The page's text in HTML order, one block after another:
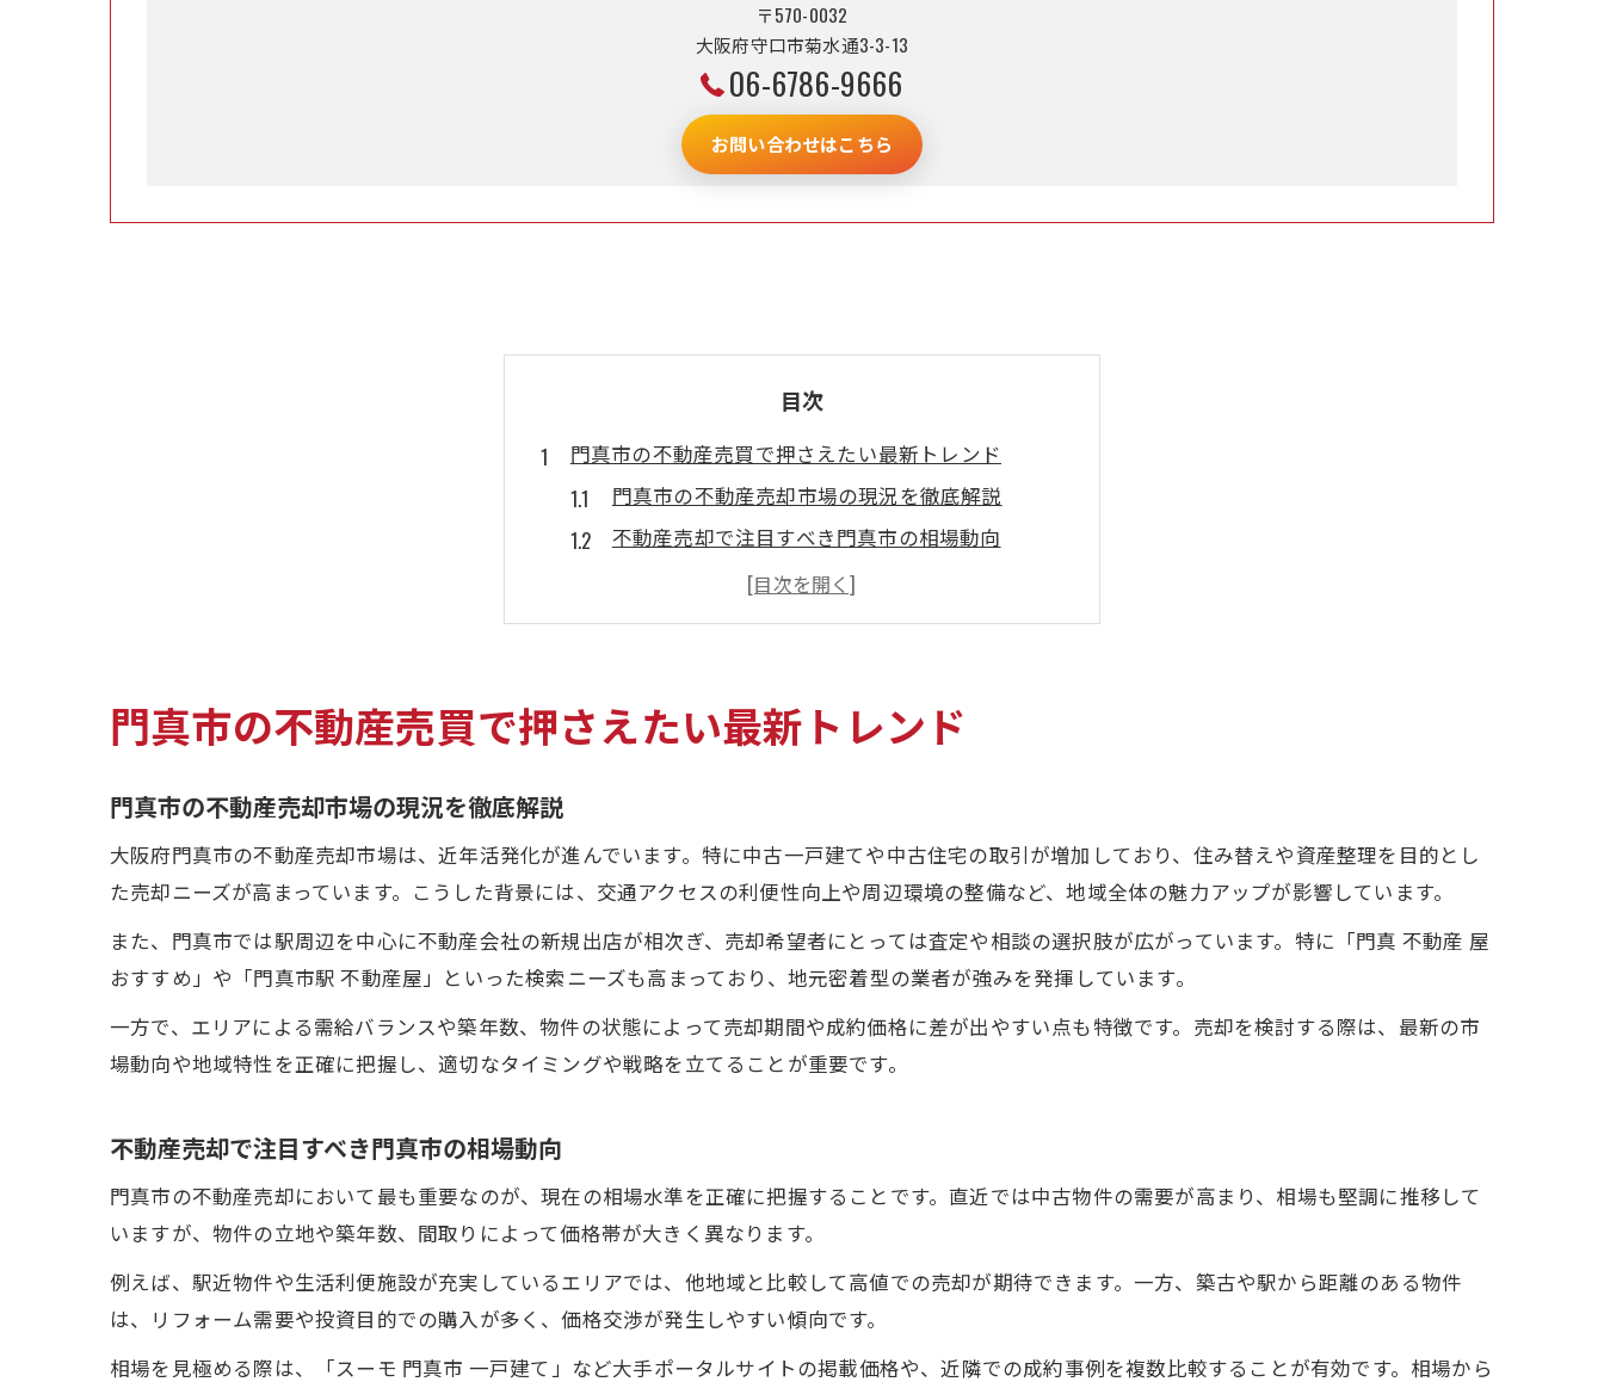
〒570-0032
大阪府守口市菊水通3-3-13
06-6786-9666
お問い合わせはこちら
目次
門真市の不動産売買で押さえたい最新トレンド
門真市の不動産売却市場の現況を徹底解説
不動産売却で注目すべき門真市の相場動向
門真市中古物件の売買ポイントと特徴を解説
不動産売却を成功へ導く門真市の選び方とは
安心取引を実現する不動産売却の基本知識
不動産売却で知っておきたい安心取引の流れ
安心して不動産売却するための事前準備
不動産売却に必要な確認事項とポイント
売却を検討するなら知っておきたい門真市事情
門真市の不動産売却に役立つ街の特徴とは
売却前に知りたい門真市の住環境と利便性
門真市不動産売却で重視される立地条件
不動産売却時に役立つ相場感のポイントとは
門真市の不動産売却に必要な相場感の身につけ方
不動産売却で知るべき門真市の価格動向
門真市中古物件売却時の相場チェック法
不動産売却時に参考にしたい価格比較の視点
門真市の不動産売買で押さえたい最新トレンド
門真市の不動産売却市場の現況を徹底解説
大阪府門真市の不動産売却市場は、近年活発化が進んでいます。特に中古一戸建てや中古住宅の取引が増加しており、住み替えや資産整理を目的とし
た売却ニーズが高まっています。こうした背景には、交通アクセスの利便性向上や周辺環境の整備など、地域全体の魅力アップが影響しています。
また、門真市では駅周辺を中心に不動産会社の新規出店が相次ぎ、売却希望者にとっては査定や相談の選択肢が広がっています。特に「門真 不動産 屋
おすすめ」や「門真市駅 不動産屋」といった検索ニーズも高まっており、地元密着型の業者が強みを発揮しています。
一方で、エリアによる需給バランスや築年数、物件の状態によって売却期間や成約価格に差が出やすい点も特徴です。売却を検討する際は、最新の市
場動向や地域特性を正確に把握し、適切なタイミングや戦略を立てることが重要です。
不動産売却で注目すべき門真市の相場動向
門真市の不動産売却において最も重要なのが、現在の相場水準を正確に把握することです。直近では中古物件の需要が高まり、相場も堅調に推移して
いますが、物件の立地や築年数、間取りによって価格帯が大きく異なります。
例えば、駅近物件や生活利便施設が充実しているエリアでは、他地域と比較して高値での売却が期待できます。一方、築古や駅から距離のある物件
は、リフォーム需要や投資目的での購入が多く、価格交渉が発生しやすい傾向です。
相場を見極める際は、「スーモ 門真市 一戸建て」など大手ポータルサイトの掲載価格や、近隣での成約事例を複数比較することが有効です。相場から